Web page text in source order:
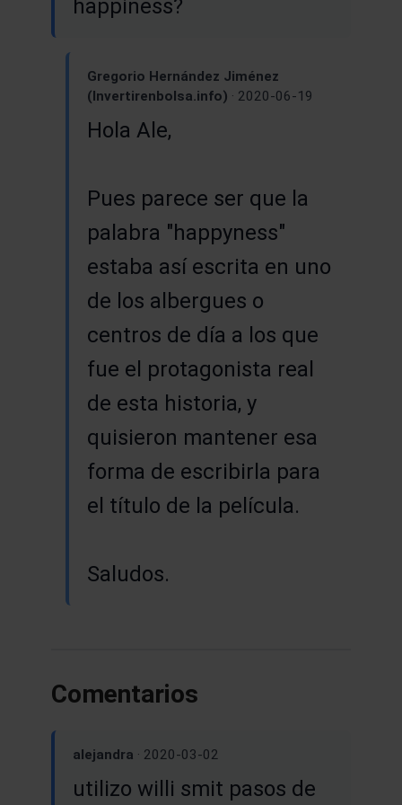
happiness?
Gregorio Hernández Jiménez
(Invertirenbolsa.info) · 2020-06-19
Hola Ale,
Pues parece ser que la
palabra "happyness"
estaba así escrita en uno
de los albergues o
centros de día a los que
fue el protagonista real
de esta historia, y
quisieron mantener esa
forma de escribirla para
el título de la película.
Saludos.
Comentarios
alejandra · 2020-03-02
utilizo willi smit pasos de